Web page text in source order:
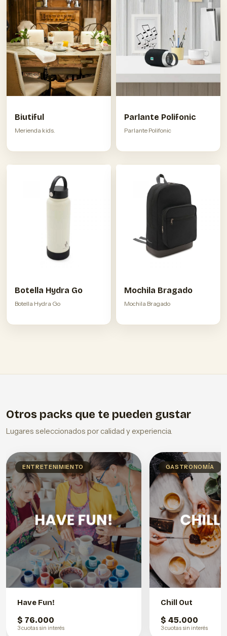
Biutiful
Merienda kids.
Parlante Polifonic
Parlante Polifonic
Botella Hydra Go
Botella Hydra Go
Mochila Bragado
Mochila Bragado
Otros packs que te pueden gustar
Lugares seleccionados por calidad y experiencia.
ENTRETENIMIENTO
Have Fun!
$ 76.000
3 cuotas sin interés
GASTRONOMÍA
Chill Out
$ 45.000
3 cuotas sin interés